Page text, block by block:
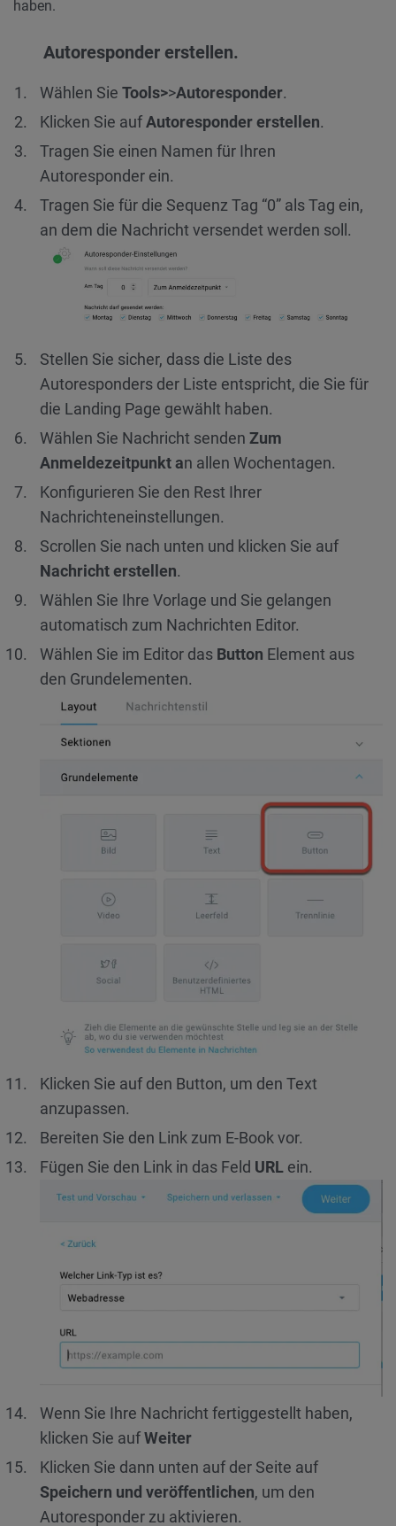
haben.
Autoresponder erstellen.
Wählen Sie Tools>>Autoresponder.
Klicken Sie aufAutoresponder erstellen.
Tragen Sie einen Namen für Ihren
Autoresponder ein.
Tragen Sie für die Sequenz Tag “0” als Tag ein,
an dem die Nachricht versendet werden soll.
Stellen Sie sicher, dass die Liste des
Autoresponders der Liste entspricht, die Sie für
die Landing Page gewählt haben.
Wählen Sie Nachricht senden Zum
Anmeldezeitpunkt an allen Wochentagen.
Konfigurieren Sie den Rest Ihrer
Nachrichteneinstellungen.
Scrollen Sie nach unten und klicken Sie auf
Nachricht erstellen.
Wählen Sie Ihre Vorlage und Sie gelangen
automatisch zum Nachrichten Editor.
Wählen Sie im Editor das Button Element aus
den Grundelementen.
Klicken Sie auf den Button, um den Text
anzupassen.
Bereiten Sie den Link zum E-Book vor.
Fügen Sie den Link in das Feld URL ein.
Wenn Sie Ihre Nachricht fertiggestellt haben,
klicken Sie aufWeiter
Klicken Sie dann unten auf der Seite auf
Speichern und veröffentlichen, um den
Autoresponder zu aktivieren.